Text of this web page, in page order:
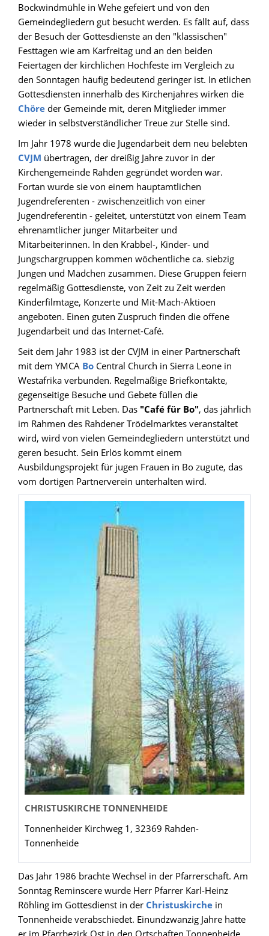
Bockwindmühle in Wehe gefeiert und von den
Gemeindegliedern gut besucht werden. Es fällt auf, dass
der Besuch der Gottesdienste an den "klassischen"
Festtagen wie am Karfreitag und an den beiden
Feiertagen der kirchlichen Hochfeste im Vergleich zu
den Sonntagen häufig bedeutend geringer ist. In etlichen
Gottesdiensten innerhalb des Kirchenjahres wirken die
Chöre der Gemeinde mit, deren Mitglieder immer
wieder in selbstverständlicher Treue zur Stelle sind.
Im Jahr 1978 wurde die Jugendarbeit dem neu belebten
CVJM übertragen, der dreißig Jahre zuvor in der
Kirchengemeinde Rahden gegründet worden war.
Fortan wurde sie von einem hauptamtlichen
Jugendreferenten - zwischenzeitlich von einer
Jugendreferentin - geleitet, unterstützt von einem Team
ehrenamtlicher junger Mitarbeiter und
Mitarbeiterinnen. In den Krabbel-, Kinder- und
Jungschargruppen kommen wöchentliche ca. siebzig
Jungen und Mädchen zusammen. Diese Gruppen feiern
regelmäßig Gottesdienste, von Zeit zu Zeit werden
Kinderfilmtage, Konzerte und Mit-Mach-Aktioen
angeboten. Einen guten Zuspruch finden die offene
Jugendarbeit und das Internet-Café.
Seit dem Jahr 1983 ist der CVJM in einer Partnerschaft
mit dem YMCA Bo Central Church in Sierra Leone in
Westafrika verbunden. Regelmäßige Briefkontakte,
gegenseitige Besuche und Gebete füllen die
Partnerschaft mit Leben. Das "Café für Bo", das jährlich
im Rahmen des Rahdener Trödelmarktes veranstaltet
wird, wird von vielen Gemeindegliedern unterstützt und
geren besucht. Sein Erlös kommt einem
Ausbildungsprojekt für jugen Frauen in Bo zugute, das
vom dortigen Partnerverein unterhalten wird.
CHRISTUSKIRCHE TONNENHEIDE
Tonnenheider Kirchweg 1, 32369 Rahden-
Tonnenheide
Das Jahr 1986 brachte Wechsel in der Pfarrerschaft. Am
Sonntag Reminscere wurde Herr Pfarrer Karl-Heinz
Röhling im Gottesdienst in der Christuskirche in
Tonnenheide verabschiedet. Einundzwanzig Jahre hatte